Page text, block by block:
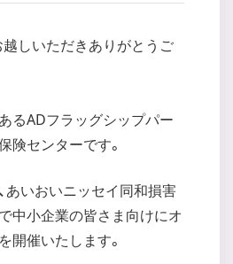
しいただきありがとうご
るADフラッグシップパー
険センターです。
あいおいニッセイ同和損害
中小企業の皆さま向けにオ
開催いたします。